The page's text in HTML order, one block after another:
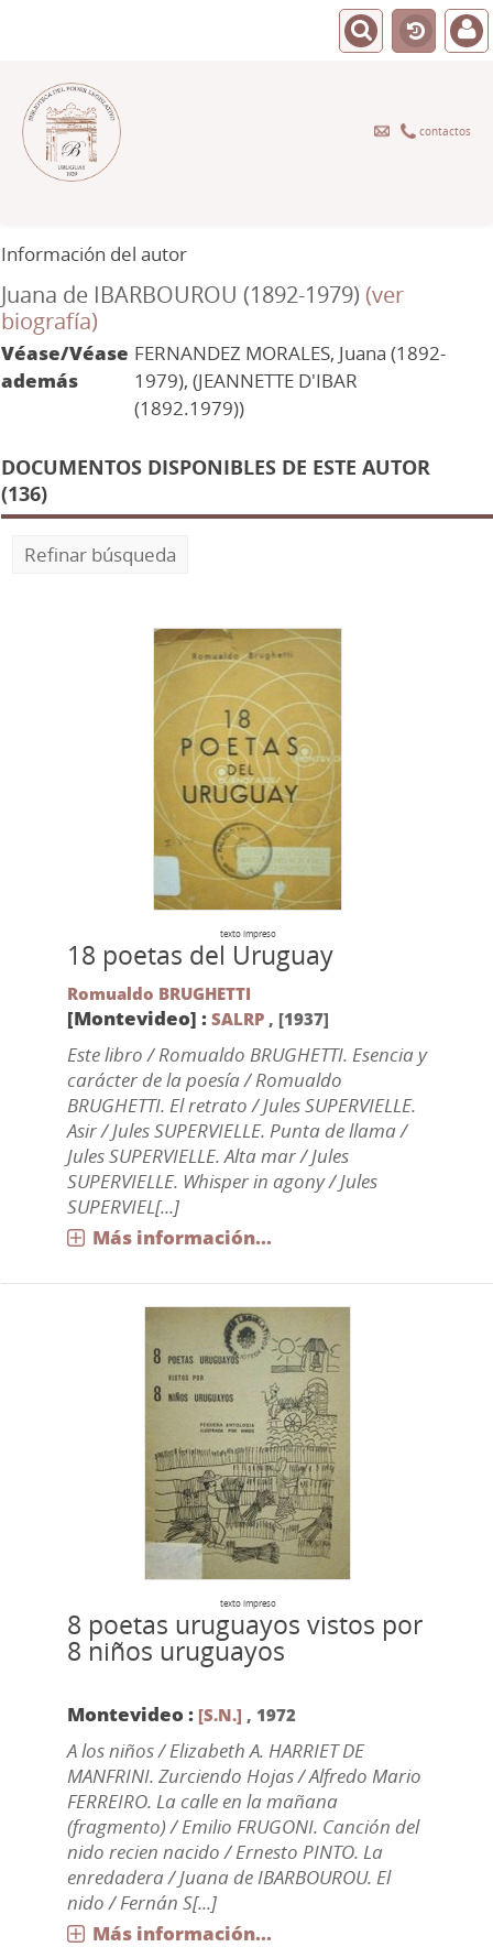
contactos
Información del autor
Juana de IBARBOUROU (1892-1979) (ver
biografía)
Véase/Véase
además
FERNANDEZ MORALES, Juana (1892-
1979), (JEANNETTE D'IBAR
(1892.1979))
DOCUMENTOS DISPONIBLES DE ESTE AUTOR
(136)
Refinar búsqueda
texto impreso
18 poetas del Uruguay
Romualdo BRUGHETTI
[Montevideo] : SALRP, [1937]
Este libro / Romualdo BRUGHETTI. Esencia y
carácter de la poesía / Romualdo
BRUGHETTI. El retrato / Jules SUPERVIELLE.
Asir / Jules SUPERVIELLE. Punta de llama /
Jules SUPERVIELLE. Alta mar / Jules
SUPERVIELLE. Whisper in agony / Jules
SUPERVIEL[...]
Más información...
texto impreso
8 poetas uruguayos vistos por
8 niños uruguayos
Montevideo : [S.N.] , 1972
A los niños / Elizabeth A. HARRIET DE
MANFRINI. Zurciendo Hojas / Alfredo Mario
FERREIRO. La calle en la mañana
(fragmento) / Emilio FRUGONI. Canción del
nido recien nacido / Ernesto PINTO. La
enredadera / Juana de IBARBOUROU. El
nido / Fernán S[...]
Más información...